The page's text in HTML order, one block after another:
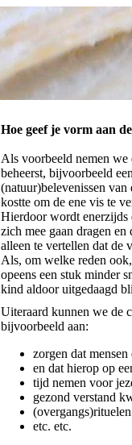
Hoe geef je vorm aan
Als voorbeeld nemen we
beheerst, bijvoorbeeld
(natuur)belevenissen
kostte om de ene vis te
Hierdoor wordt enerzijds
zich mee gaan dragen
alleen te vertellen dat de
Als, om welke reden
opeens een stuk minder
kind aldoor uitgedaagd
Uiteraard kunnen we de
bijvoorbeeld aan:
zorgen dat
en dat hierop op
tijd nemen voor
gezond verstand
etc. etc.